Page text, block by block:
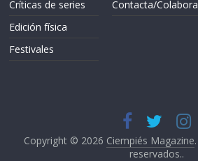
Críticas de series
Edición física
Festivales
Contacta/Colabora
Copyright © 2026 Ciempiés Magazine
reservados..